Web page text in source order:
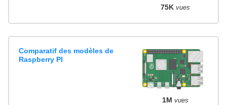
75K vues
Comparatif des modèles de
Raspberry PI
1M vues